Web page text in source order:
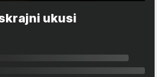
ukusi